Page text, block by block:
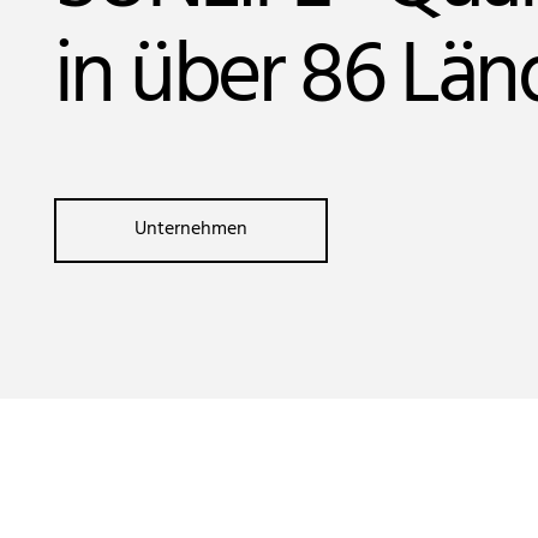
in über 86
Unternehmen